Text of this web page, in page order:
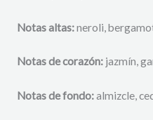
Notas altas:neroli,
Notas de corazón:jazmín,
Notas de fondo:almizcle,